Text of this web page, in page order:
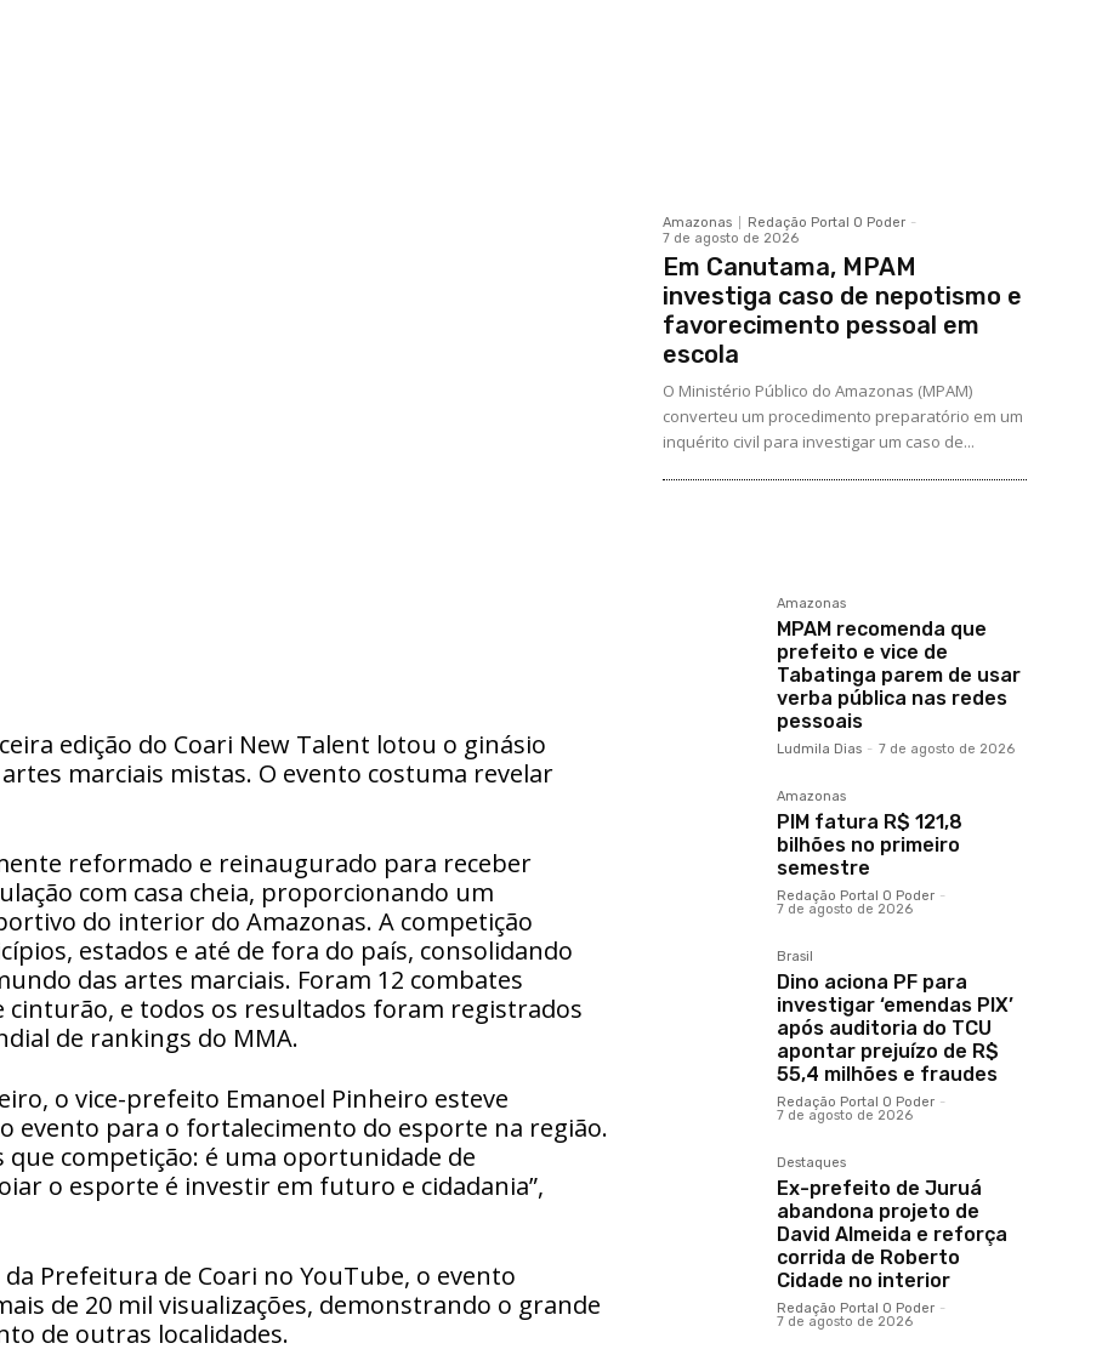
edição do Coari New Talent lotou o ginásio
marciais mistas. O evento costuma revelar
reformado e reinaugurado para receber
com casa cheia, proporcionando um
do interior do Amazonas. A competição
estados e até de fora do país, consolidando
das artes marciais. Foram 12 combates
e todos os resultados foram registrados
de rankings do MMA.
o vice-prefeito Emanoel Pinheiro esteve
evento para o fortalecimento do esporte na região.
que competição: é uma oportunidade de
o esporte é investir em futuro e cidadania”,
Prefeitura de Coari no YouTube, o evento
de 20 mil visualizações, demonstrando o grande
de outras localidades.
Amazonas Redação Portal O Poder -
7 de agosto de 2026
Em Canutama, MPAM
investiga caso de nepotismo e
favorecimento pessoal em
escola
O Ministério Público do Amazonas (MPAM)
converteu um procedimento preparatório em um
inquérito civil para investigar um caso de...
Amazonas
MPAM recomenda que
prefeito e vice de
Tabatinga parem de usar
verba pública nas redes
pessoais
Ludmila Dias - 7 de agosto de 2026
Amazonas
PIM fatura R$ 121,8
bilhões no primeiro
semestre
Redação Portal O Poder -
7 de agosto de 2026
Brasil
Dino aciona PF para
investigar ‘emendas PIX’
após auditoria do TCU
apontar prejuízo de R$
55,4 milhões e fraudes
Redação Portal O Poder -
7 de agosto de 2026
Destaques
Ex-prefeito de Juruá
abandona projeto de
David Almeida e reforça
corrida de Roberto
Cidade no interior
Redação Portal O Poder -
7 de agosto de 2026